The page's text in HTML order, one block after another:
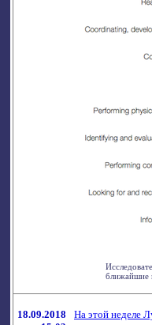
ближайшие
18.09.2018
На этой неделе